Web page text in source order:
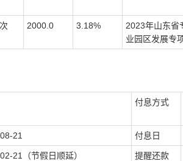
2000.0 3.18%
2023年山东省
业园区发展专
付息方式
21 付息日
21（节假日顺延）
提醒还款